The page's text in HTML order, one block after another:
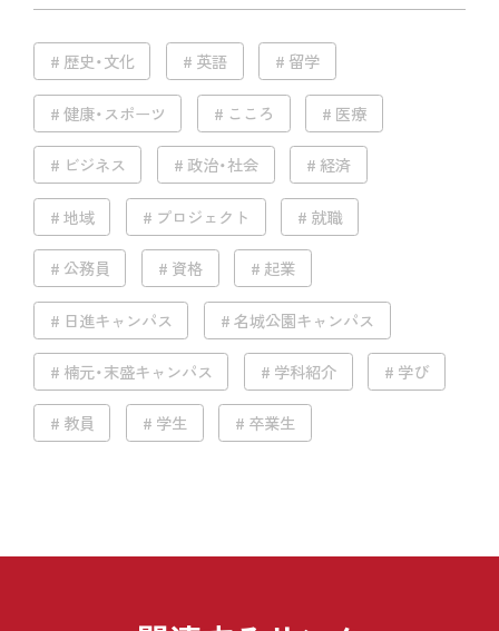
歴史・文化 英語 留学
健康・スポーツ こころ 医療
ビジネス 政治・社会 経済
地域 プロジェクト 就職
公務員 資格 起業
日進キャンパス 名城公園キャンパス
楠元・末盛キャンパス 学科紹介 学び
教員 学生 卒業生